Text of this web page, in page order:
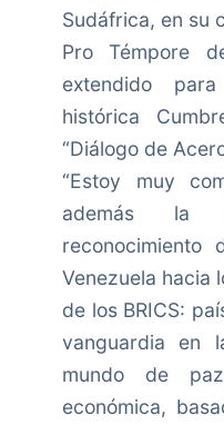
Sudáfrica, en su
Pro Témpore
extendido
histórica
“Diálogo de
“Estoy muy
además la
Venezuela hacia
de los BRICS:
vanguardia en
mundo de
económica,